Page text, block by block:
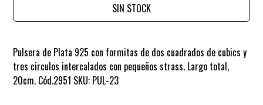
SIN STOCK
Pulsera de Plata 925 con formitas de dos cuadrados de cubics y
tres circulos intercalados con pequeños strass. Largo total,
20cm. Cód.2951 SKU: PUL-23